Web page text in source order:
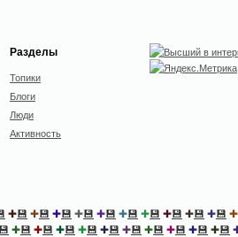
Разделы
Топики
Блоги
Люди
Активность
✚💾 ✚💾 ✚💾 ✚💾 ✚💾 ✚💾 ✚💾 ✚💾 ✚💾 ✚💾 ✚
💾 ✚💾 ✚💾 ✚💾 ✚💾 ✚💾 ✚💾 ✚💾 ✚💾 ✚💾 ✚💾